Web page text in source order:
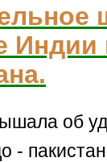
Индии
об
-